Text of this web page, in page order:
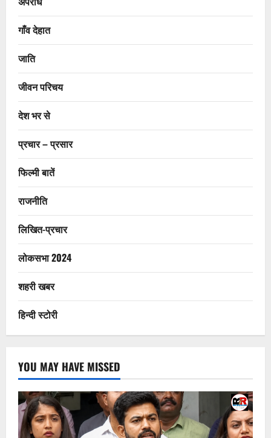
गाँव देहात
जाति
जीवन परिचय
देश भर से
प्रचार – प्रसार
फिल्मी बातें
राजनीति
लिखित-प्रचार
लोकसभा 2024
शहरी खबर
हिन्दी स्टोरी
YOU MAY HAVE MISSED